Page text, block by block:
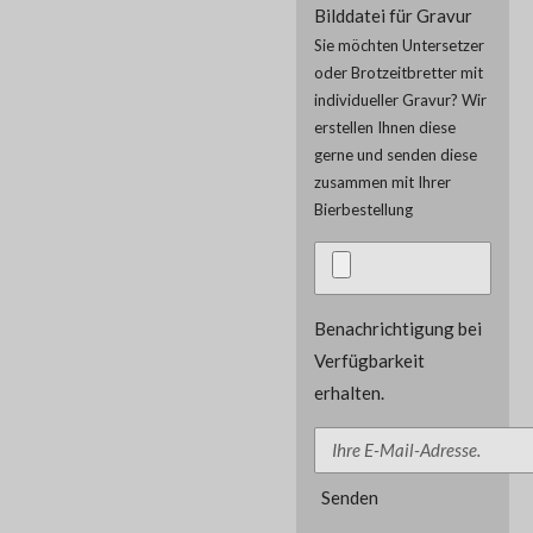
Bilddatei für Gravur
Sie möchten Untersetzer
oder Brotzeitbretter mit
individueller Gravur? Wir
erstellen Ihnen diese
gerne und senden diese
zusammen mit Ihrer
Bierbestellung
Benachrichtigung bei
Verfügbarkeit
erhalten.
Senden